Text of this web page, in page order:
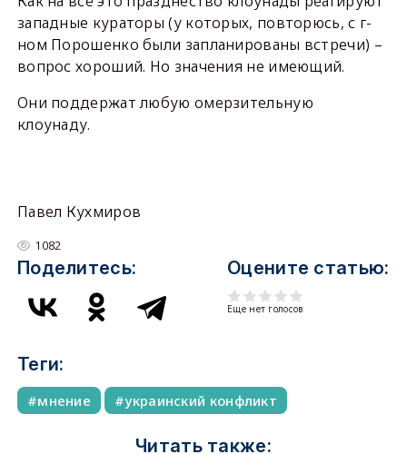
западные кураторы (у которых, повторюсь, с г-
ном Порошенко были запланированы встречи) –
вопрос хороший. Но значения не имеющий.
Они поддержат любую омерзительную
клоунаду.
Павел Кухмиров
1082
Поделитесь: Оцените статью:
Еще нет голосов
Теги:
мнение украинский конфликт
Читать также: